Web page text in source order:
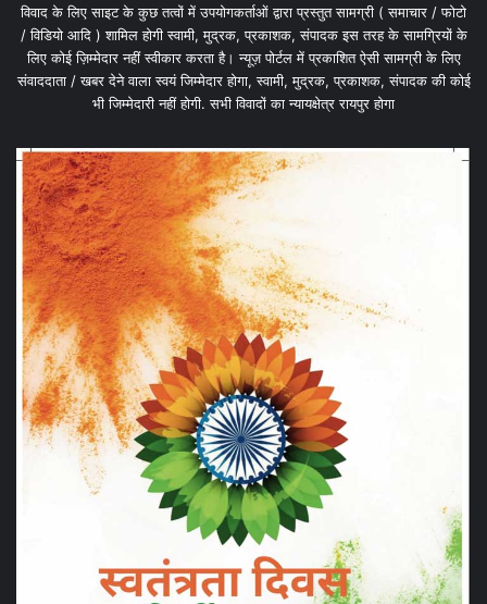
विवाद के लिए साइट के कुछ तत्वों में उपयोगकर्ताओं द्वारा प्रस्तुत सामग्री ( समाचार / फोटो
/ विडियो आदि ) शामिल होगी स्वामी, मुद्रक, प्रकाशक, संपादक इस तरह के सामग्रियों के
लिए कोई ज़िम्मेदार नहीं स्वीकार करता है। न्यूज़ पोर्टल में प्रकाशित ऐसी सामग्री के लिए
संवाददाता / खबर देने वाला स्वयं जिम्मेदार होगा, स्वामी, मुद्रक, प्रकाशक, संपादक की कोई
भी जिम्मेदारी नहीं होगी. सभी विवादों का न्यायक्षेत्र रायपुर होगा